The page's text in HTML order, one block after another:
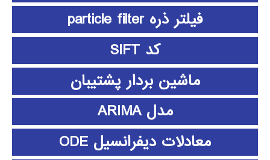
فیلتر ذره particle filter
کد SIFT
ماشین بردار پشتیبان
مدل ARIMA
معادلات دیفرانسیل ODE